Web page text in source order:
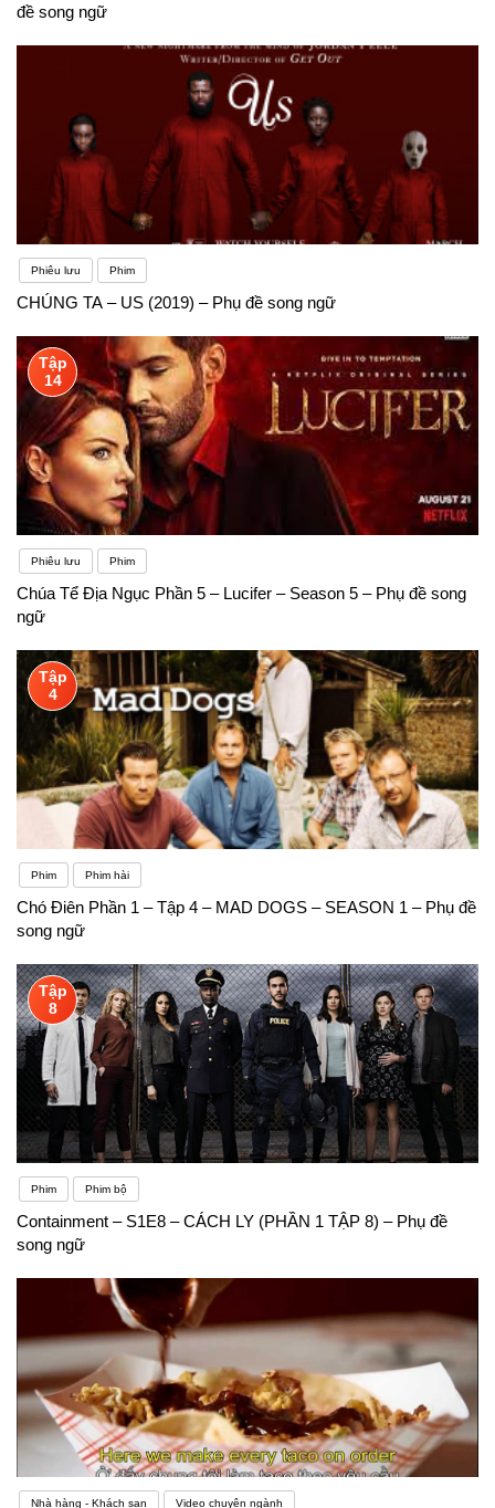
đề song ngữ
Phiêu lưu Phim
CHÚNG TA – US (2019) – Phụ đề song ngữ
Tập
14
Phiêu lưu Phim
Chúa Tể Địa Ngục Phần 5 – Lucifer – Season 5 – Phụ đề song
ngữ
Tập
4
Phim Phim hài
Chó Điên Phần 1 – Tập 4 – MAD DOGS – SEASON 1 – Phụ đề
song ngữ
Tập
8
Phim Phim bộ
Containment – S1E8 – CÁCH LY (PHẦN 1 TẬP 8) – Phụ đề
song ngữ
Nhà hàng - Khách sạn Video chuyên ngành